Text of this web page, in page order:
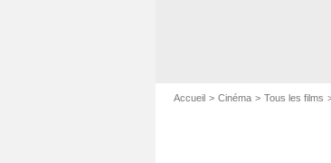
Accueil Cinéma Tous les films